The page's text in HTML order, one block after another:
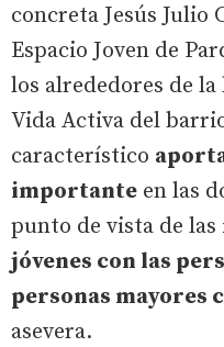
concreta Jesús Julio
Espacio Joven de
los alrededores de
Vida Activa del
característico
importante en las
punto de vista de las
jóvenes con las
personas mayores
asevera.